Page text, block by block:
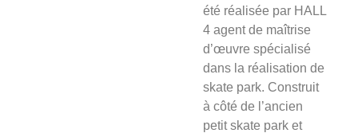
été réalisée par HALL
4 agent de maîtrise
d’œuvre spécialisé
dans la réalisation de
skate park. Construit
à côté de l’ancien
petit skate park et